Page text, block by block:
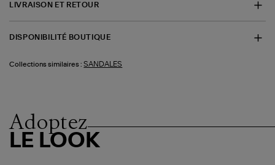
LIVRAISON ET RETOUR
DISPONIBILITÉ BOUTIQUE
Collections similaires : SANDALES
Adoptez
LE LOOK